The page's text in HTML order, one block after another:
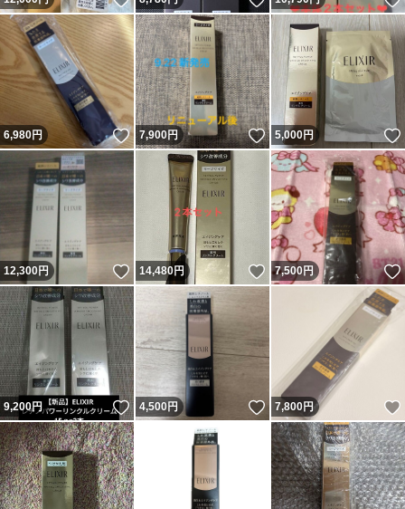
6,980円 いいね！
7,900円 いいね！
5,000円
12,300円 いいね！
14,480円 いいね！
7,500円
9,200円 いいね！
4,500円 いいね！
7,800円